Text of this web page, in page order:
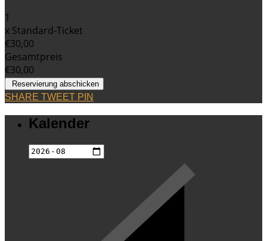
1
x Standard-Ticket
€30,00
Gesamtpreis
€30,00
SHARE TWEET PIN
Kalender